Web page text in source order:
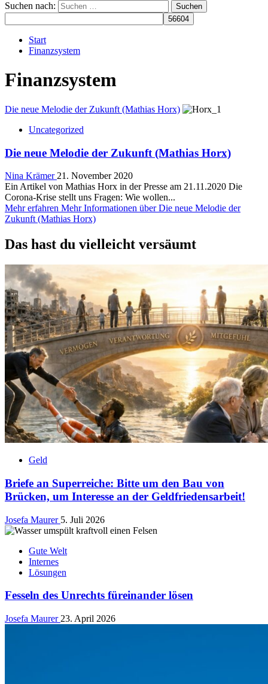
Suchen nach:
Start
Finanzsystem
Finanzsystem
Die neue Melodie der Zukunft (Mathias Horx)
Uncategorized
Die neue Melodie der Zukunft (Mathias Horx)
Nina Krämer 21. November 2020
Ein Artikel von Mathias Horx in der Presse am 21.11.2020 Die
Corona-Krise stellt uns Fragen: Wie wollen...
Mehr erfahren Mehr Informationen über Die neue Melodie der
Zukunft (Mathias Horx)
Das hast du vielleicht versäumt
Geld
Briefe an Superreiche: Bitte um den Bau von
Brücken, um Interesse an der Geldfriedensarbeit!
Josefa Maurer 5. Juli 2026
Gute Welt
Internes
Lösungen
Fesseln des Unrechts füreinander lösen
Josefa Maurer 23. April 2026